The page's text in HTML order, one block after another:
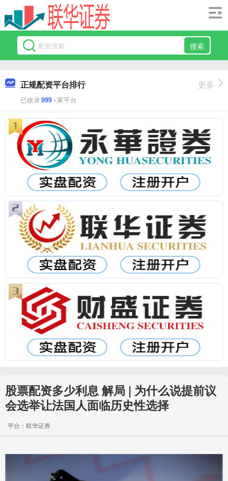
搜索
正规配资平台排行
已收录999+家平台
更多
股票配资多少利息 解局 | 为什么说提前议
会选举让法国人面临历史性选择
平台：联华证券